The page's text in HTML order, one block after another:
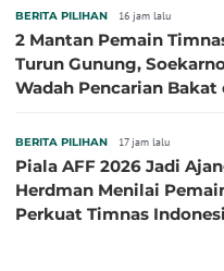
BERITA PILIHAN 16 jam lalu
2 Mantan Pemain
Turun Gunung,
Wadah Pencarian Bakat
BERITA PILIHAN 17 jam lalu
Piala AFF 2026 Jadi
Herdman Menilai
Perkuat Timnas